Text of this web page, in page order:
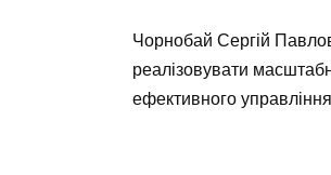
Чорнобай Сергій
реалізовувати
ефективного